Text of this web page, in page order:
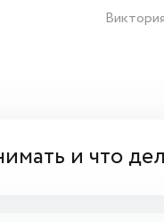
и что